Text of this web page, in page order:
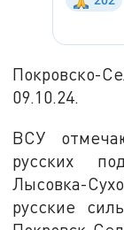
Покровско-
09.10.24.
ВСУ
русских
Лысовка-
русские